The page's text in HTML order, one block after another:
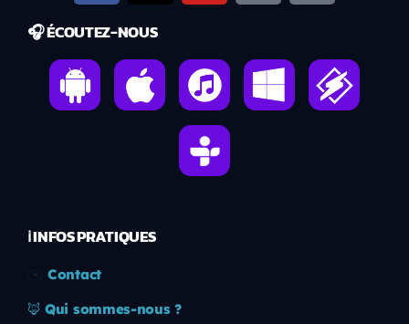
🎧 ÉCOUTEZ-NOUS
ℹ️ INFOS PRATIQUES
Contact
🦊 Qui sommes-nous ?